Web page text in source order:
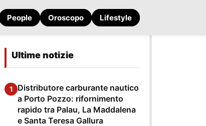
People Oroscopo Lifestyle
Ultime notizie
1
Distributore carburante nautico
a Porto Pozzo: rifornimento
rapido tra Palau, La Maddalena
e Santa Teresa Gallura